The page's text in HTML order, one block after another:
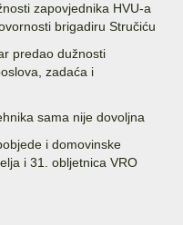
zapovjednika HVU-a
brigadiru Stručiću
predao dužnosti
zadaća i
sama nije dovoljna
i domovinske
i 31. obljetnica VRO